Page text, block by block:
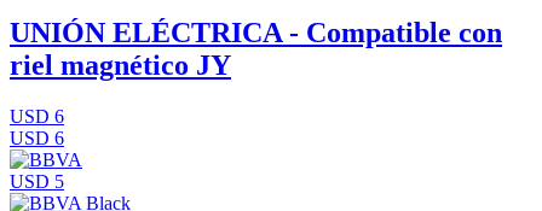
UNIÓN ELÉCTRICA - Compatible con
riel magnético JY
USD 6
USD 6
USD 5